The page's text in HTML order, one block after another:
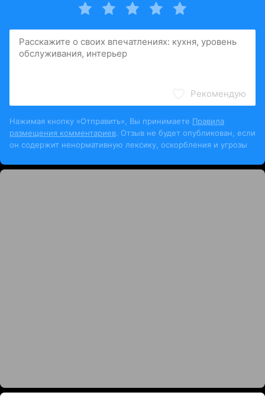
Рекомендую
Нажимая кнопку «Отправить», Вы принимаете Правила
размещения комментариев. Отзыв не будет опубликован, если
он содержит ненормативную лексику, оскорбления и угрозы